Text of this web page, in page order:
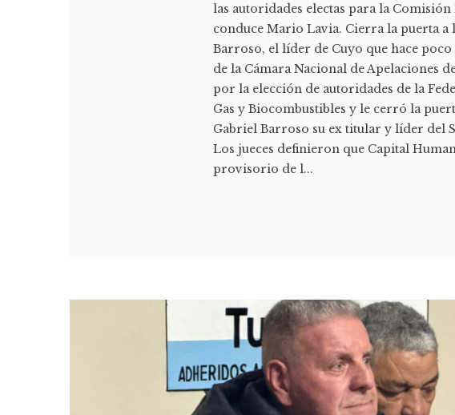
las autoridades electas para la
conduce Mario Lavia. Cierra la puerta
Barroso, el líder de Cuyo que hace
de la Cámara Nacional de Apelaciones
por la elección de autoridades de la
Gas y Biocombustibles y le cerró la
Gabriel Barroso su ex titular y líder del
Los jueces definieron que Capital
provisorio de l...